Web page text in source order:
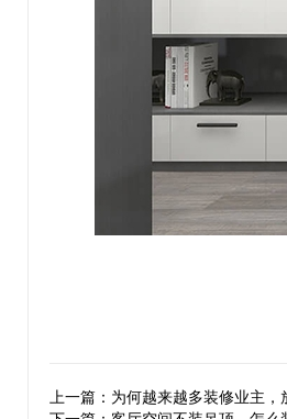
上一篇：为何越来越多装修业主